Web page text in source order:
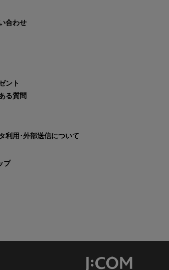
合わせ
ント
る質問
利用･外部送信について
プ